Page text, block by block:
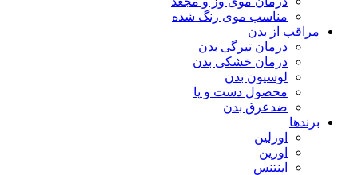
مناسب موی رنگ شده
مراقب از بدن
درمان تیرگی بدن
درمان خشکی بدن
لوسیون بدن
محصول دست و پا
ضدعرق بدن
برندها
اورلین
اورین
اینتنس